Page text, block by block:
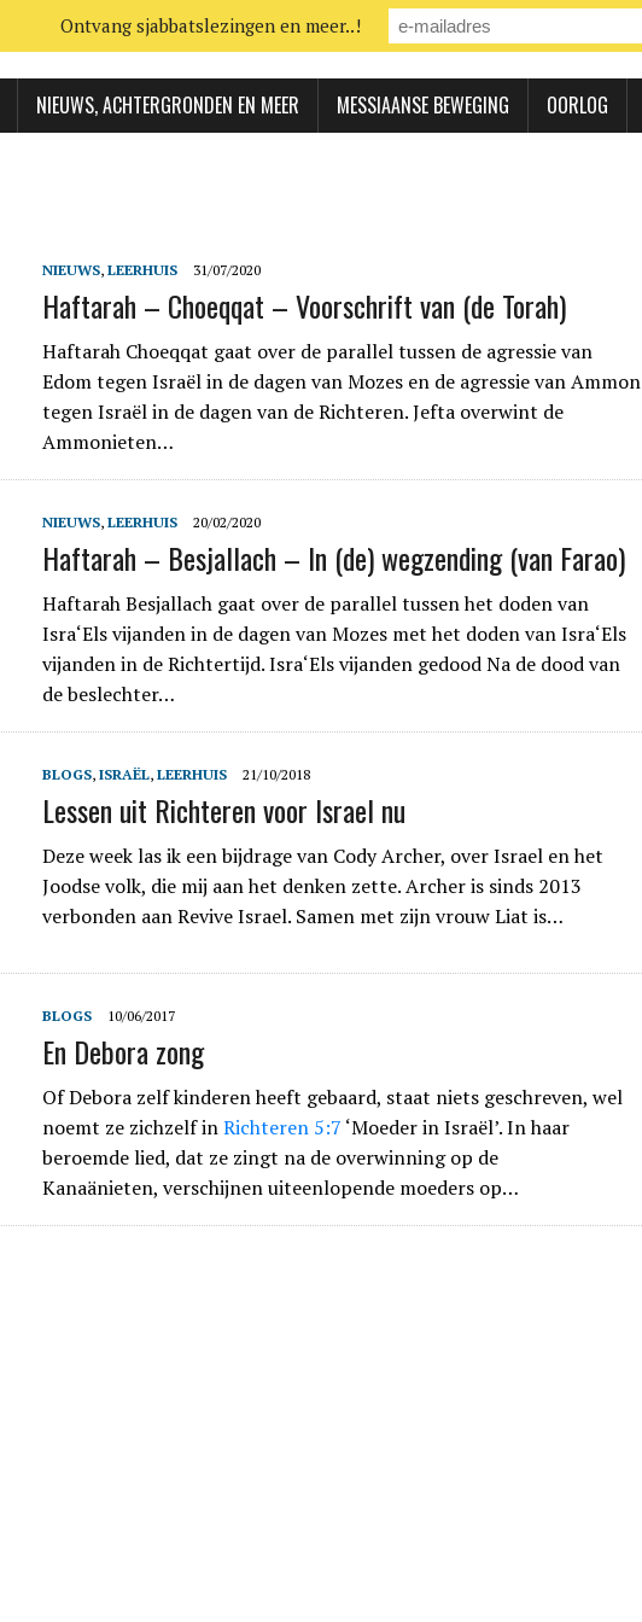
NIEUWS, ACHTERGRONDEN EN MEER MESSIAANSE BEWEGING OORLOG
NIEUWS, LEERHUIS 31/07/2020
Haftarah – Choeqqat – Voorschrift van (de Torah)
Haftarah Choeqqat gaat over de parallel tussen de agressie van
Edom tegen Israël in de dagen van Mozes en de agressie van Ammon
tegen Israël in de dagen van de Richteren. Jefta overwint de
Ammonieten…
NIEUWS, LEERHUIS 20/02/2020
Haftarah – Besjallach – In (de) wegzending (van Farao)
Haftarah Besjallach gaat over de parallel tussen het doden van
Isra‘Els vijanden in de dagen van Mozes met het doden van Isra‘Els
vijanden in de Richtertijd. Isra‘Els vijanden gedood Na de dood van
de beslechter…
BLOGS, ISRAËL, LEERHUIS 21/10/2018
Lessen uit Richteren voor Israel nu
Deze week las ik een bijdrage van Cody Archer, over Israel en het
Joodse volk, die mij aan het denken zette. Archer is sinds 2013
verbonden aan Revive Israel. Samen met zijn vrouw Liat is…
BLOGS 10/06/2017
En Debora zong
Of Debora zelf kinderen heeft gebaard, staat niets geschreven, wel
noemt ze zichzelf inRichteren 5:7 ‘Moeder in Israël’. In haar
beroemde lied, dat ze zingt na de overwinning op de
Kanaänieten, verschijnen uiteenlopende moeders op…
Ontvang sjabbatslezingen en meer..!